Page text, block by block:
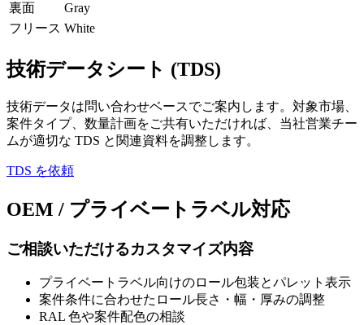
裏面
Gray
フリース White
技術データシート (TDS)
技術データは問い合わせベースでご案内します。対象市場、
案件タイプ、数量計画をご共有いただければ、当社営業チー
ムが適切な TDS と関連資料を調整します。
TDS を依頼
OEM / プライベートラベル対応
ご相談いただけるカスタマイズ内容
プライベートラベル向けのロール包装とパレット表示
案件条件に合わせたロール長さ・幅・厚みの調整
RAL 色や案件配色の相談